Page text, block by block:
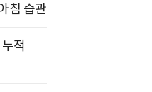
침 습관
적